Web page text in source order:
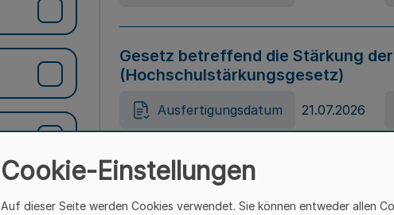
Gesetz betreffend die Stärkung
(Hochschulstärkungsgesetz)
Ausfertigungsdatum 21.07.2026
Gesetz zur Vermeidung von
(Landesantidiskriminierungsgesetz
Cookie-Einstellungen
Auf dieser Seite werden Cookies verwendet. Sie können entweder allen